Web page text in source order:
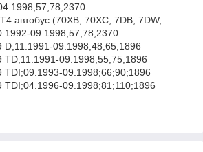
автобус (70XB, 70XC, 7DB, 7DW,
09.1998;57;78;2370
D;11.1991-09.1998;48;65;1896
TD;11.1991-09.1998;55;75;1896
TDI;09.1993-09.1998;66;90;1896
TDI;04.1996-09.1998;81;110;1896